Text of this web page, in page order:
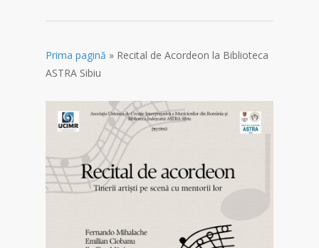
Prima pagină » Recital de Acordeon la Biblioteca
ASTRA Sibiu